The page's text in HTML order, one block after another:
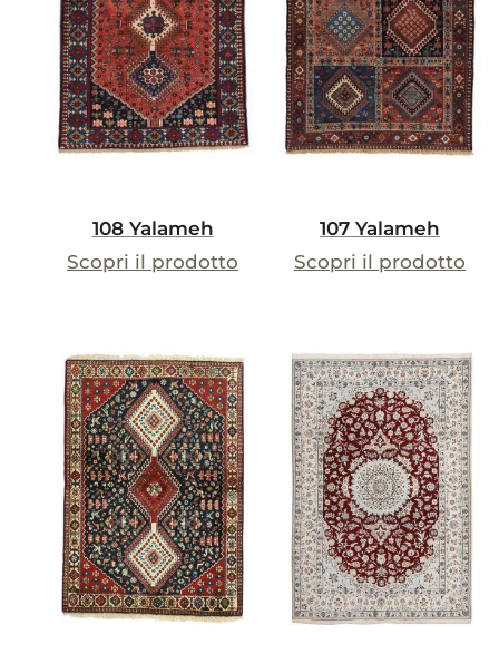
108 Yalameh
Scopri il prodotto
107 Yalameh
Scopri il prodotto